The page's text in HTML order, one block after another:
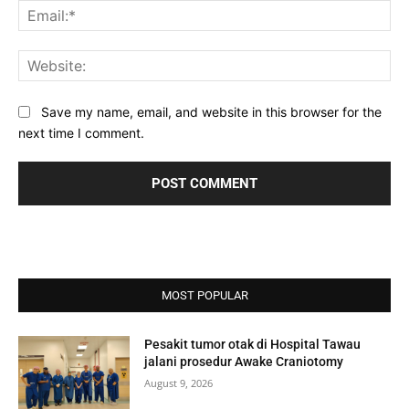
Save my name, email, and website in this browser for the
next time I comment.
MOST POPULAR
Pesakit tumor otak di Hospital Tawau
jalani prosedur Awake Craniotomy
August 9, 2026